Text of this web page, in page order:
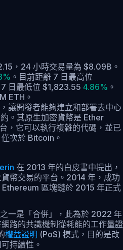
，24 小時交易量為 $8.09B。
。 目前距離 7 日最高位
7 日最低位 $1,823.55 4.86% 。
ETH。
讓開發者能夠建立和部署去中心
。其原生加密貨幣是 Ether
，它可以執行複雜的代碼，並已
次於 Bitcoin。
在 2013 年的白皮書中提出，
幣交易的平台。2014 年，成功
區塊鏈於 2015 年正式
一是「合併」，此為於 2022 年
路的共識機制從耗能的工作量證
權益證明 (PoS) 模式，目的是改
持續性。